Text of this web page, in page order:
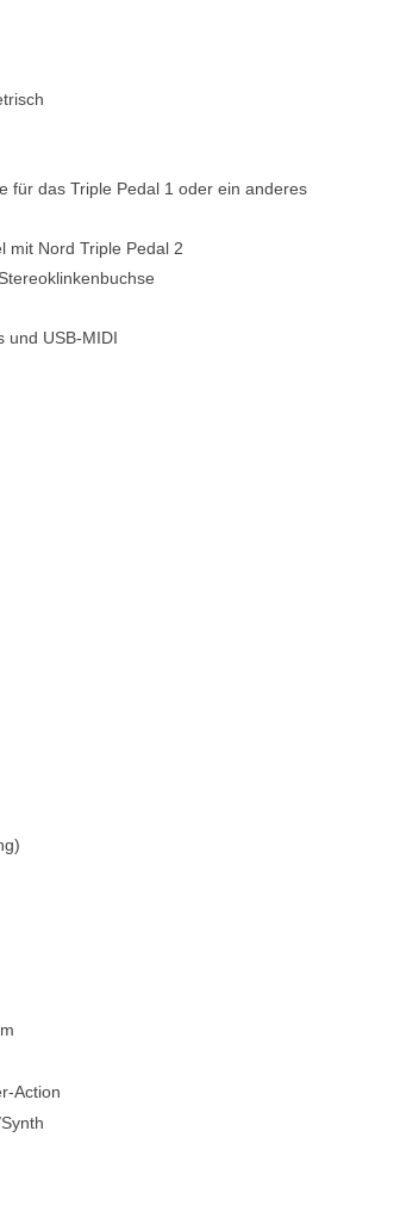
für das Triple Pedal 1 oder ein anderes
mit Nord Triple Pedal 2
und USB-MIDI
Action